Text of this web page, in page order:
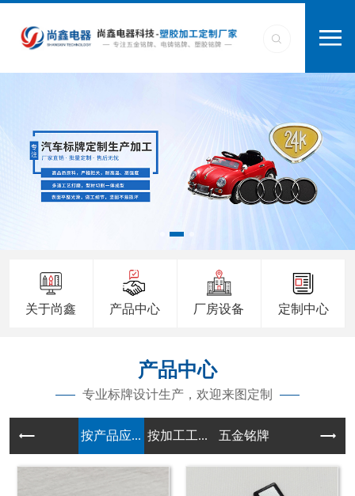
关于尚鑫 产品中心 厂房设备 定制中心
产品中心
专业标牌设计生产，欢迎来图定制
按产品应... 按加工工... 五金铭牌